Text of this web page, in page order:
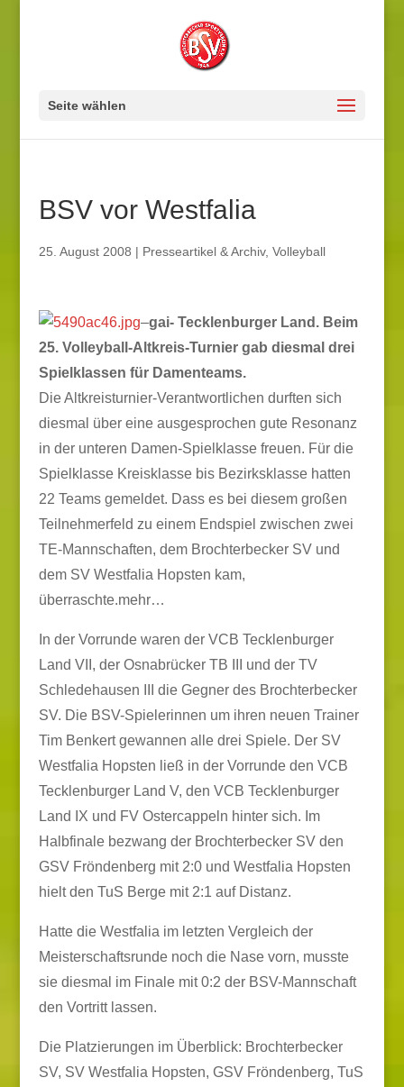
Seite wählen
BSV vor Westfalia
25. August 2008 | Presseartikel & Archiv, Volleyball
–gai- Tecklenburger Land. Beim
25. Volleyball-Altkreis-Turnier gab diesmal drei
Spielklassen für Damenteams.
Die Altkreisturnier-Verantwortlichen durften sich
diesmal über eine ausgesprochen gute Resonanz
in der unteren Damen-Spielklasse freuen. Für die
Spielklasse Kreisklasse bis Bezirksklasse hatten
22 Teams gemeldet. Dass es bei diesem großen
Teilnehmerfeld zu einem Endspiel zwischen zwei
TE-Mannschaften, dem Brochterbecker SV und
dem SV Westfalia Hopsten kam,
überraschte.mehr…
In der Vorrunde waren der VCB Tecklenburger
Land VII, der Osnabrücker TB III und der TV
Schledehausen III die Gegner des Brochterbecker
SV. Die BSV-Spielerinnen um ihren neuen Trainer
Tim Benkert gewannen alle drei Spiele. Der SV
Westfalia Hopsten ließ in der Vorrunde den VCB
Tecklenburger Land V, den VCB Tecklenburger
Land IX und FV Ostercappeln hinter sich. Im
Halbfinale bezwang der Brochterbecker SV den
GSV Fröndenberg mit 2:0 und Westfalia Hopsten
hielt den TuS Berge mit 2:1 auf Distanz.
Hatte die Westfalia im letzten Vergleich der
Meisterschaftsrunde noch die Nase vorn, musste
sie diesmal im Finale mit 0:2 der BSV-Mannschaft
den Vortritt lassen.
Die Platzierungen im Überblick: Brochterbecker
SV, SV Westfalia Hopsten, GSV Fröndenberg, TuS